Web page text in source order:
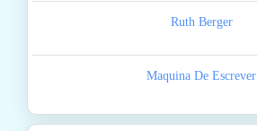
Ruth Berger
Maquina De Escrever